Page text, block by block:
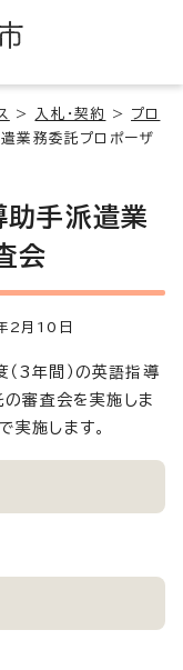
> 入札・契約 > プロ
業務委託プロポーザ
手派遣業
会
2月10日
3年間）の英語指導
の審査会を実施しま
実施します。